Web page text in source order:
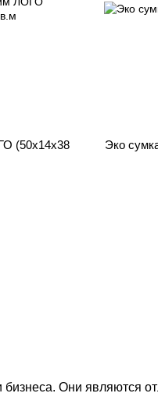
Они являются
(50x14х38
Эко